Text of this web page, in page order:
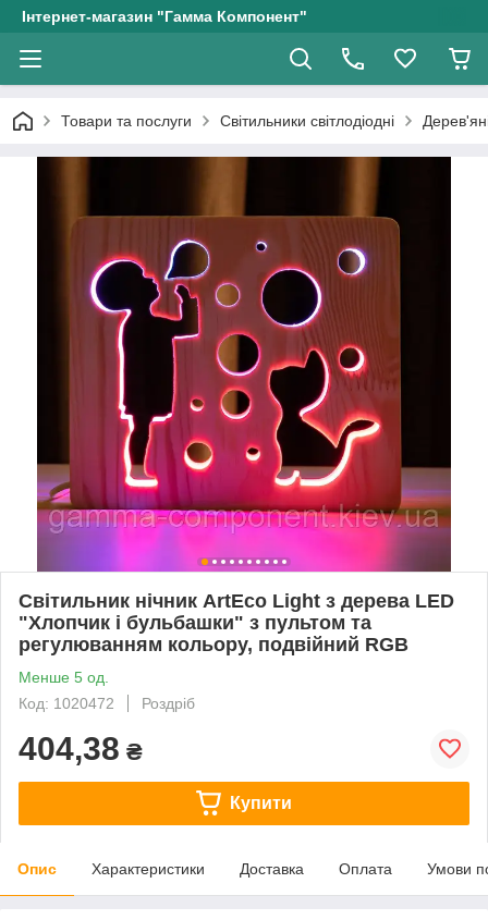
Інтернет-магазин "Гамма Компонент"
Товари та послуги Світильники світлодіодні
Світильник нічник ArtEco Light з дерева LED
"Хлопчик і бульбашки" з пультом та
регулюванням кольору, подвійний RGB
Менше 5 од.
Код: 1020472
Роздріб
404,38 ₴
Купити
Опис Характеристики Доставка Оплата Умови